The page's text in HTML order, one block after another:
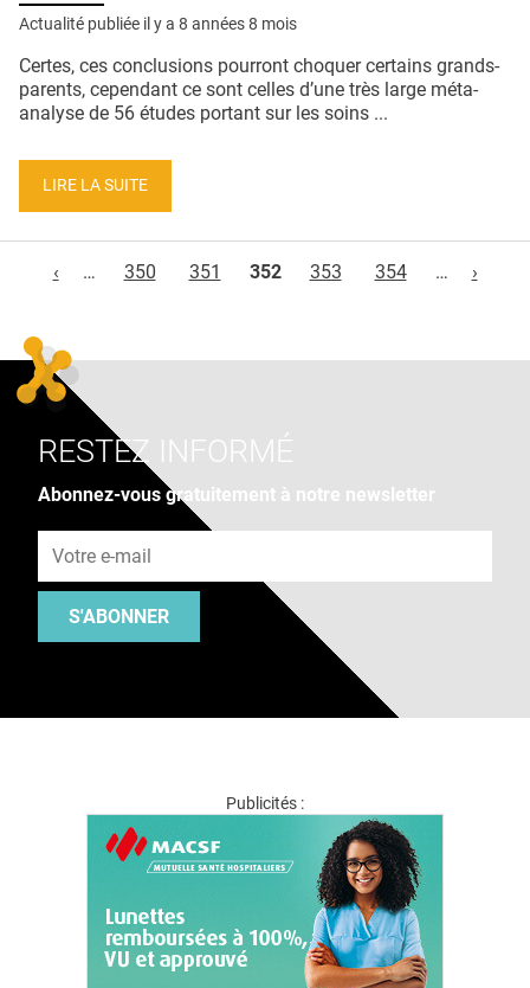
Actualité publiée il y a 8 années 8 mois
Certes, ces conclusions pourront choquer certains grands-
parents, cependant ce sont celles d’une très large méta-
analyse de 56 études portant sur les soins ...
LIRE LA SUITE
‹
… 350 351 352 353 354 … ›
RESTEZ INFORMÉ
Abonnez-vous gratuitement à notre newsletter
S'ABONNER
Publicités :